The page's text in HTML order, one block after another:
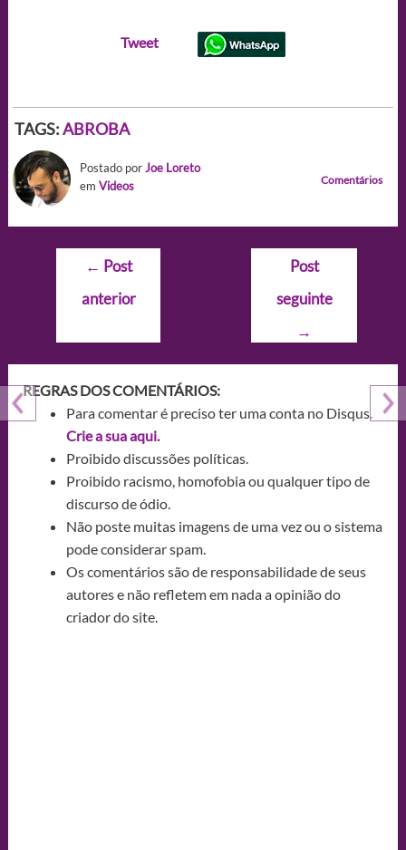
Tweet
TAGS:ABROBA
Postado porJoe Loreto
em Videos Comentários
Navegação
Post
← Post
anterior
Post
seguinte
→
REGRAS DOS COMENTÁRIOS:
Para comentar é preciso ter uma conta no Disqus.
Crie a sua aqui.
Proibido discussões políticas.
Proibido racismo, homofobia ou qualquer tipo de
discurso de ódio.
Não poste muitas imagens de uma vez ou o sistema
pode considerar spam.
Os comentários são de responsabilidade de seus
autores e não refletem em nada a opinião do
criador do site.